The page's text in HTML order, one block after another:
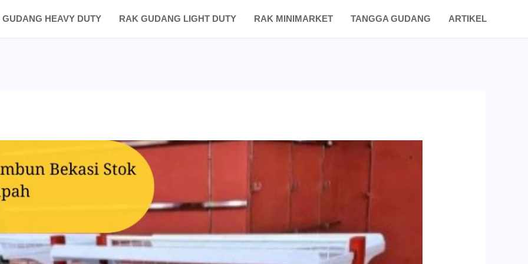
GUDANG HEAVY DUTY RAK GUDANG LIGHT DUTY RAK MINIMARKET TANGGA GUDANG ARTIKEL